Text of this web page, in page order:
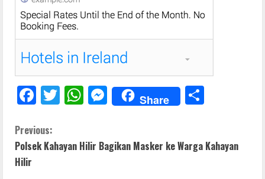
F
e
b
T
er
W
s
M
e
e
Share
e
C
o
Previous:
Polsek Kahayan Hilir Bagikan Masker ke Warga Kahayan
Hilir